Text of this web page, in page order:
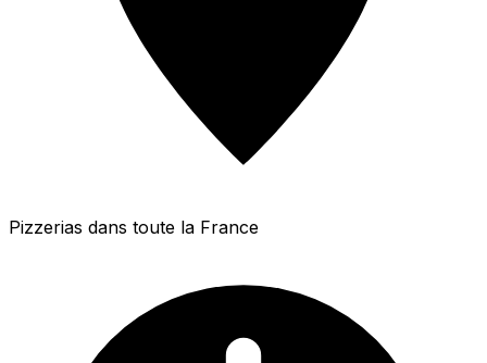
Pizzerias dans toute la France